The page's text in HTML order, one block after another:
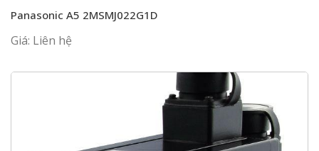
Panasonic A5 2MSMJ022G1D
Giá: Liên hệ